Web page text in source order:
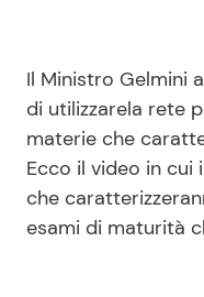
Benessere
Casa
Moda e Style
Il Ministro Gelmini
di utilizzarela rete
materie che
Ecco il video in cui
che
esami di maturità